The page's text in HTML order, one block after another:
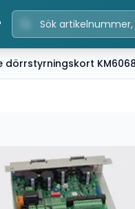
dörrstyrningskort